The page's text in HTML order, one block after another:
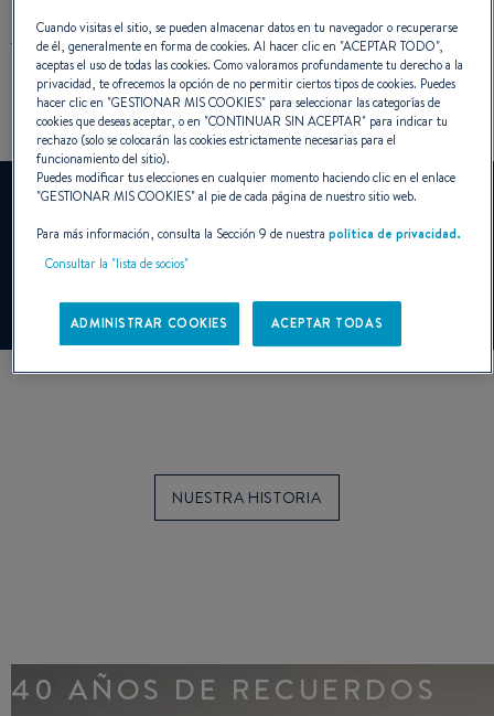
Descubra en imágenes la historia de esta gama emblemática.
YouTube está desactivado.
Para ver este vídeo, primero debe autorizar el uso de
cookies de funcionalidad en nuestro sitio.
Administrar Cookies
NUESTRA HISTORIA
40 AÑOS DE RECUERDOS
Cuando visitas el sitio, se pueden almacenar datos en tu navegador o recuperarse
de él, generalmente en forma de cookies. Al hacer clic en "ACEPTAR TODO",
aceptas el uso de todas las cookies. Como valoramos profundamente tu derecho a la
privacidad, te ofrecemos la opción de no permitir ciertos tipos de cookies. Puedes
hacer clic en "GESTIONAR MIS COOKIES" para seleccionar las categorías de
cookies que deseas aceptar, o en "CONTINUAR SIN ACEPTAR" para indicar tu
rechazo (solo se colocarán las cookies estrictamente necesarias para el
funcionamiento del sitio).
Puedes modificar tus elecciones en cualquier momento haciendo clic en el enlace
"GESTIONAR MIS COOKIES" al pie de cada página de nuestro sitio web.
Para más información, consulta la Sección 9 de nuestrapolítica de privacidad.
Consultar la "lista de socios"
ADMINISTRAR COOKIES ACEPTAR TODAS